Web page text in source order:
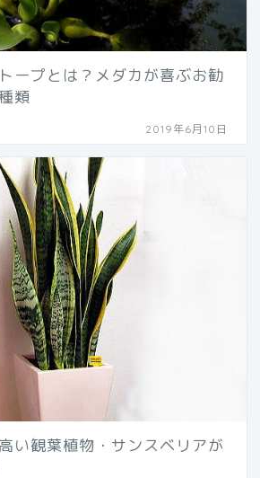
ープとは？メダカが喜ぶお勧
類
2019年6月10日
い観葉植物・サンスベリアが